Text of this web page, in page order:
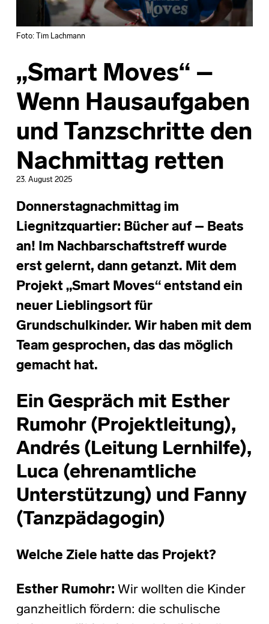
Foto: Tim Lachmann
„Smart Moves“ –
Wenn Hausaufgaben
und Tanzschritte den
Nachmittag retten
23. August 2025
Donnerstagnachmittag im
Liegnitzquartier: Bücher auf – Beats
an! Im Nachbarschaftstreff wurde
erst gelernt, dann getanzt. Mit dem
Projekt „Smart Moves“ entstand ein
neuer Lieblingsort für
Grundschulkinder. Wir haben mit dem
Team gesprochen, das das möglich
gemacht hat.
Ein Gespräch mit Esther
Rumohr (Projektleitung),
Andrés (Leitung Lernhilfe),
Luca (ehrenamtliche
Unterstützung) und Fanny
(Tanzpädagogin)
Welche Ziele hatte das Projekt?
Esther Rumohr: Wir wollten die Kinder
ganzheitlich fördern: die schulische